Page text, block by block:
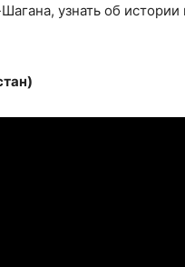
узнать об истории